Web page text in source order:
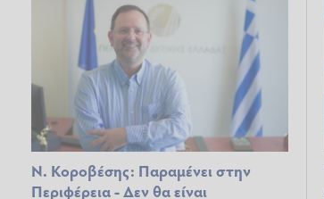
Ν. Κοροβέσης: Παραμένει στην
Περιφέρεια - Δεν θα είναι